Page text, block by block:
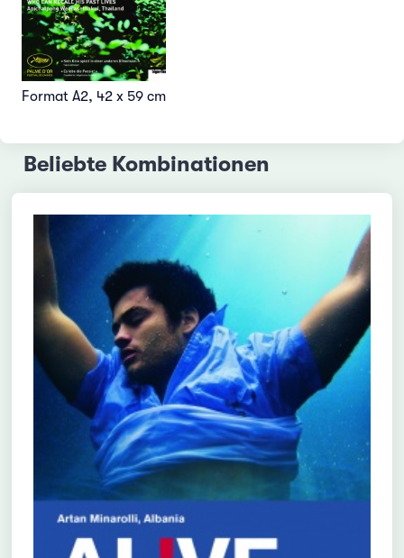
Format A2, 42 x 59 cm
Beliebte Kombinationen